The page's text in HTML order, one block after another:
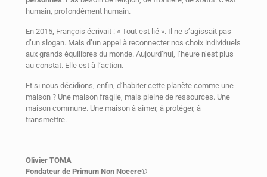
humain, profondément humain.
En 2015, François écrivait : « Tout est lié ». Il ne s’agissait pas
d’un slogan. Mais d’un appel à reconnecter nos choix individuels
aux grands équilibres du monde. Aujourd’hui, l’heure n’est plus
au constat. Elle est à l’action.
Et si nous décidions, enfin, d’habiter cette planète comme une
maison ? Une maison fragile, mais pleine de ressources. Une
maison commune. Une maison à aimer, à protéger, à
transmettre.
Olivier TOMA
Fondateur de Primum Non Nocere®